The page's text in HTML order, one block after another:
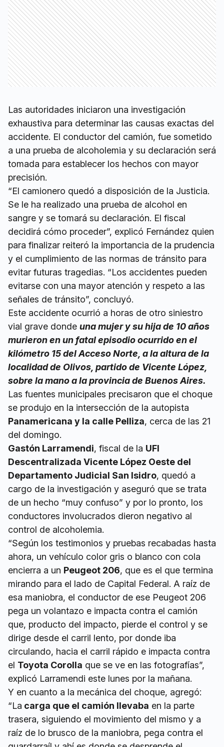
Las autoridades iniciaron una investigación
exhaustiva para determinar las causas exactas del
accidente. El conductor del camión, fue sometido
a una prueba de alcoholemia y su declaración será
tomada para establecer los hechos con mayor
precisión.
“El camionero quedó a disposición de la Justicia.
Se le ha realizado una prueba de alcohol en
sangre y se tomará su declaración. El fiscal
decidirá cómo proceder”, explicó Fernández quien
para finalizar reiteró la importancia de la prudencia
y el cumplimiento de las normas de tránsito para
evitar futuras tragedias. “Los accidentes pueden
evitarse con una mayor atención y respeto a las
señales de tránsito”, concluyó.
Este accidente ocurrió a horas de otro siniestro
vial grave donde una mujer y su hija de 10 años
murieron en un fatal episodio ocurrido en el
kilómetro 15 del Acceso Norte, a la altura de la
localidad de Olivos, partido de Vicente López,
sobre la mano a la provincia de Buenos Aires.
Las fuentes municipales precisaron que el choque
se produjo en la intersección de la autopista
Panamericana y la calle Pelliza, cerca de las 21
del domingo.
Gastón Larramendi, fiscal de la UFI
Descentralizada Vicente López Oeste del
Departamento Judicial San Isidro, quedó a
cargo de la investigación y aseguró que se trata
de un hecho “muy confuso” y por lo pronto, los
conductores involucrados dieron negativo al
control de alcoholemia.
“Según los testimonios y pruebas recabadas hasta
ahora, un vehículo color gris o blanco con cola
encierra a un Peugeot 206, que es el que termina
mirando para el lado de Capital Federal. A raíz de
esa maniobra, el conductor de ese Peugeot 206
pega un volantazo e impacta contra el camión
que, producto del impacto, pierde el control y se
dirige desde el carril lento, por donde iba
circulando, hacia el carril rápido e impacta contra
el Toyota Corolla que se ve en las fotografías”,
explicó Larramendi este lunes por la mañana.
Y en cuanto a la mecánica del choque, agregó:
“La carga que el camión llevaba en la parte
trasera, siguiendo el movimiento del mismo y a
raíz de lo brusco de la maniobra, pega contra el